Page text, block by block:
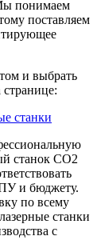
понимаем
поставляем
и выбрать
станки
станок CO2
и бюджету.
по всему
станки
с